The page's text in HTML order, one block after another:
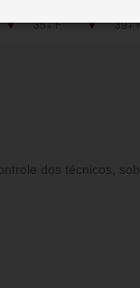
▼ 35+ F ▼ 39+
dos técnicos,